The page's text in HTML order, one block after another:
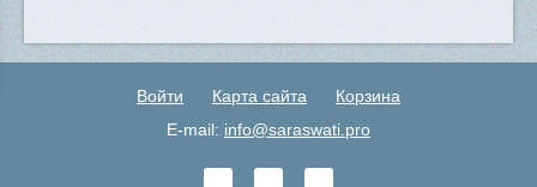
Войти Карта сайта
Корзина
E-mail: info@saraswati.pro